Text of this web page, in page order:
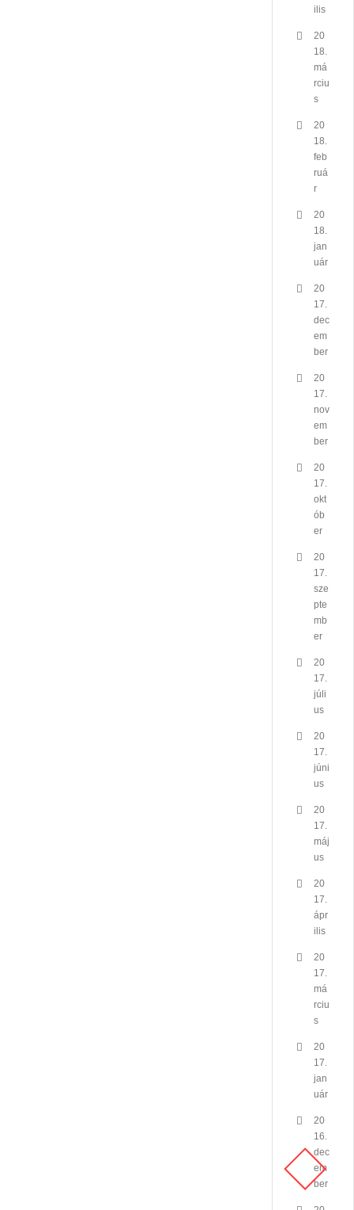
ilis
20
18.
má
rciu
s
20
18.
feb
ruá
r
20
18.
jan
uár
20
17.
dec
em
ber
20
17.
nov
em
ber
20
17.
okt
ób
er
20
17.
sze
pte
mb
er
20
17.
júli
us
20
17.
júni
us
20
17.
máj
us
20
17.
ápr
ilis
20
17.
má
rciu
s
20
17.
jan
uár
20
16.
dec
em
ber